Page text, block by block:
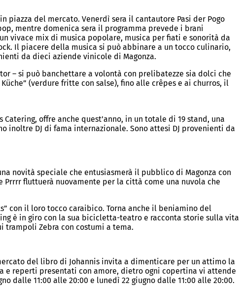
del mercato. Venerdì sera il cantautore Pasi der Pogo
mentre domenica sera il programma prevede i brani
vivace mix di musica popolare, musica per fiati e sonorità da
Il piacere della musica si può abbinare a un tocco culinario,
da dieci aziende vinicole di Magonza.
– si può banchettare a volontà con prelibatezze sia dolci che
(verdure fritte con salse), fino alle crêpes e ai churros, il
offre anche quest’anno, in un totale di 19 stand, una
inoltre DJ di fama internazionale. Sono attesi DJ provenienti da
novità speciale che entusiasmerà il pubblico di Magonza con
fluttuerà nuovamente per la città come una nuvola che
con il loro tocco caraibico. Torna anche il beniamino del
è in giro con la sua bicicletta-teatro e racconta storie sulla vita
trampoli Zebra con costumi a tema.
del libro di Johannis invita a dimenticare per un attimo la
reperti presentati con amore, dietro ogni copertina vi attende
dalle 11:00 alle 20:00 e lunedì 22 giugno dalle 11:00 alle 20:00.